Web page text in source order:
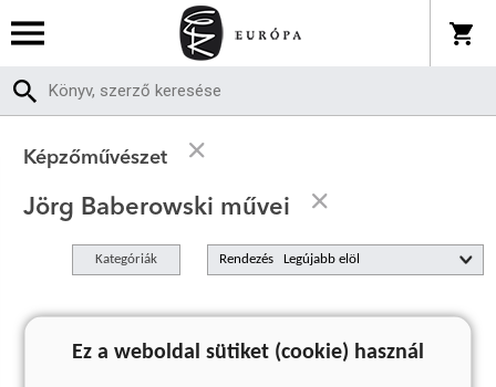
Képzőművészet
Jörg Baberowski művei
Kategóriák Rendezés
A keresett kifejezésre nincs találat
Ez a weboldal sütiket (cookie) használ